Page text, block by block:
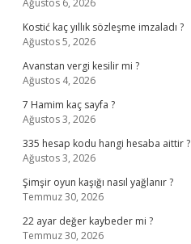
Ağustos 6, 2026
Kostić kaç yıllık sözleşme imzaladı ?
Ağustos 5, 2026
Avanstan vergi kesilir mi ?
Ağustos 4, 2026
7 Hamim kaç sayfa ?
Ağustos 3, 2026
335 hesap kodu hangi hesaba aittir ?
Ağustos 3, 2026
Şimşir oyun kaşığı nasıl yağlanır ?
Temmuz 30, 2026
22 ayar değer kaybeder mi ?
Temmuz 30, 2026